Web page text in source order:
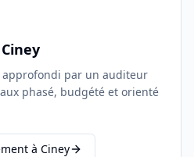
par un auditeur
phasé, budgété et orienté
à Ciney